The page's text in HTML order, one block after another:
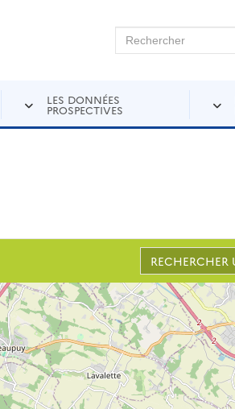
Rechercher sur Andra
LES DONNÉES
PROSPECTIVES
RECHERCHER